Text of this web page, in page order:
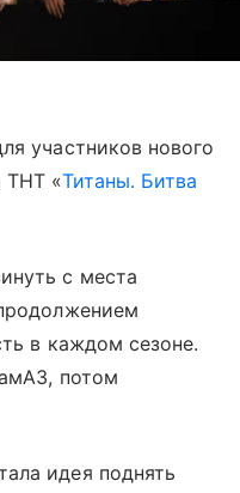
участников нового
ТНТ «Титаны. Битва
с места
в каждом сезоне.
потом
идея поднять